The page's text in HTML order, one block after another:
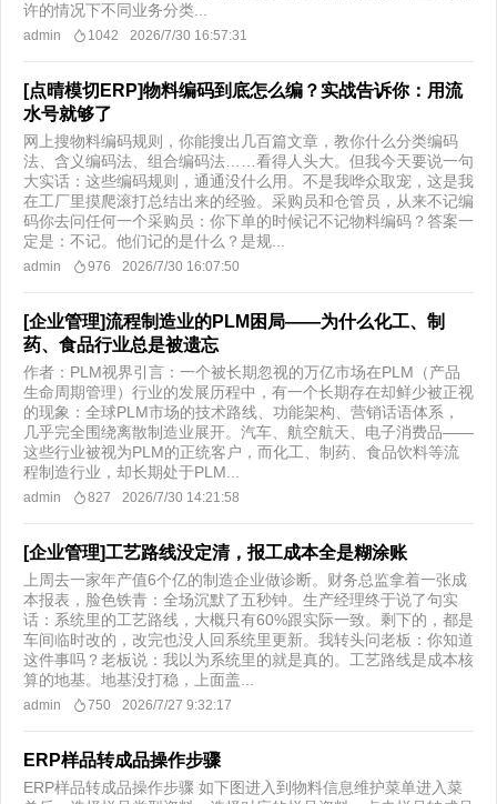
许的情况下不同业务分类...
admin 1042 2026/7/30 16:57:31
[点晴模切ERP]物料编码到底怎么编？实战告诉你：用流
水号就够了
网上搜物料编码规则，你能搜出几百篇文章，教你什么分类编码
法、含义编码法、组合编码法……看得人头大。但我今天要说一句
大实话：这些编码规则，通通没什么用。不是我哗众取宠，这是我
在工厂里摸爬滚打总结出来的经验。采购员和仓管员，从来不记编
码你去问任何一个采购员：你下单的时候记不记物料编码？答案一
定是：不记。他们记的是什么？是规...
admin 976 2026/7/30 16:07:50
[企业管理]流程制造业的PLM困局——为什么化工、制
药、食品行业总是被遗忘
作者：PLM视界引言：一个被长期忽视的万亿市场在PLM（产品
生命周期管理）行业的发展历程中，有一个长期存在却鲜少被正视
的现象：全球PLM市场的技术路线、功能架构、营销话语体系，
几乎完全围绕离散制造业展开。汽车、航空航天、电子消费品——
这些行业被视为PLM的正统客户，而化工、制药、食品饮料等流
程制造行业，却长期处于PLM...
admin 827 2026/7/30 14:21:58
[企业管理]工艺路线没定清，报工成本全是糊涂账
上周去一家年产值6个亿的制造企业做诊断。财务总监拿着一张成
本报表，脸色铁青：​全场沉默了五秒钟。生产经理终于说了句实
话：系统里的工艺路线，大概只有60%跟实际一致。剩下的，都是
车间临时改的，改完也没人回系统里更新。我转头问老板：你知道
这件事吗？老板说：我以为系统里的就是真的。工艺路线是成本核
算的地基。地基没打稳，上面盖...
admin 750 2026/7/27 9:32:17
ERP样品转成品操作步骤
ERP样品转成品操作步骤 如下图进入到物料信息维护菜单进入菜